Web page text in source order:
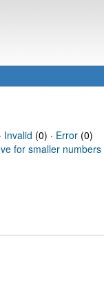
Invalid (0) · Error(0)
for smaller numbers